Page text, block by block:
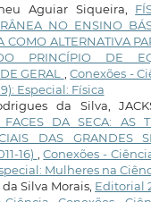
Aguiar Siqueira,
NO ENSINO
COMO ALTERNATIVA
PRINCÍPIO DE
GERAL ,Conexões -
Especial: Física
da Silva,
DA SECA: AS
DAS GRANDES
16) ,Conexões -
Mulheres na
Silva Morais, Editorial